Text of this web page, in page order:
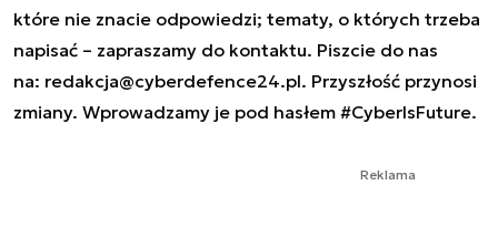
które nie znacie odpowiedzi; tematy, o których trzeba
napisać – zapraszamy do kontaktu. Piszcie do nas
na: redakcja@cyberdefence24.pl. Przyszłość przynosi
zmiany. Wprowadzamy je pod hasłem #CyberIsFuture.
Reklama